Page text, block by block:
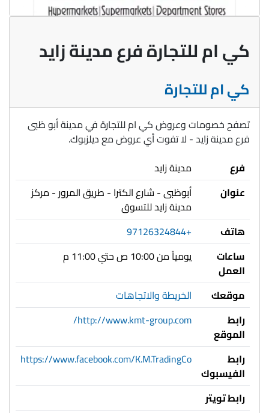
كي ام للتجارة فرع مدينة زايد
كي ام للتجارة
تصفح خصومات وعروض كي ام للتجارة في مدينة أبو ظبى
فرع مدينة زايد - لا تفوت أي عروض مع ديلزبوك.
فرع
مدينة زايد
عنوان
أبوظبى - شارع الكترا - طريق المرور - مركز
مدينة زايد للتسوق
هاتف
+97126324844
ساعات
العمل
يومياً من 10:00 ص حتي 11:00 م
موقعك
الخريطة والاتجاهات
رابط
الموقع
http://www.kmt-group.com/
رابط
الفيسبوك
https://www.facebook.com/K.M.TradingCo
رابط تويتر